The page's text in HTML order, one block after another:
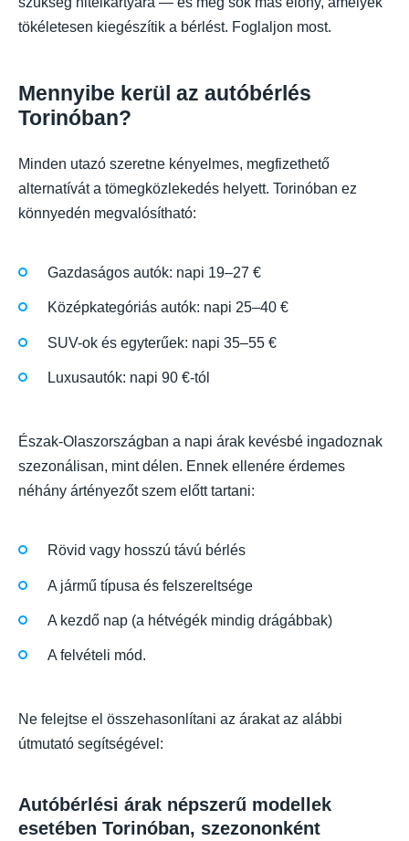
tökéletesen kiegészítik a bérlést. Foglaljon most.
Mennyibe kerül az autóbérlés
Torinóban?
Minden utazó szeretne kényelmes, megfizethető
alternatívát a tömegközlekedés helyett. Torinóban ez
könnyedén megvalósítható:
Gazdaságos autók: napi 19–27 €
Középkategóriás autók: napi 25–40 €
SUV-ok és egyterűek: napi 35–55 €
Luxusautók: napi 90 €-tól
Észak-Olaszországban a napi árak kevésbé ingadoznak
szezonálisan, mint délen. Ennek ellenére érdemes
néhány ártényezőt szem előtt tartani:
Rövid vagy hosszú távú bérlés
A jármű típusa és felszereltsége
A kezdő nap (a hétvégék mindig drágábbak)
A felvételi mód.
Ne felejtse el összehasonlítani az árakat az alábbi
útmutató segítségével:
Autóbérlési árak népszerű modellek
esetében Torinóban, szezononként